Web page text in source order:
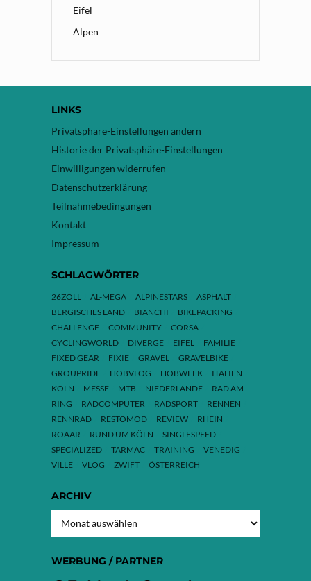
Eifel
Alpen
LINKS
Privatsphäre-Einstellungen ändern
Historie der Privatsphäre-Einstellungen
Einwilligungen widerrufen
Datenschutzerklärung
Teilnahmebedingungen
Kontakt
Impressum
SCHLAGWÖRTER
26ZOLL AL-MEGA ALPINESTARS
ASPHALT
BERGISCHES LAND
BIANCHI
BIKEPACKING
CHALLENGE
COMMUNITY
CORSA
CYCLINGWORLD
DIVERGE EIFEL
FAMILIE
FIXED GEAR
FIXIE GRAVEL
GRAVELBIKE
GROUPRIDE
HOBVLOG HOBWEEK
ITALIEN
KÖLN
MESSE MTB NIEDERLANDE
RAD AM
RING
RADCOMPUTER RADSPORT
RENNEN
RENNRAD
RESTOMOD REVIEW
RHEIN
ROAAR
RUND UM KÖLN
SINGLESPEED
SPECIALIZED
TARMAC TRAINING
VENEDIG
VILLE
VLOG ZWIFT ÖSTERREICH
ARCHIV
WERBUNG / PARTNER